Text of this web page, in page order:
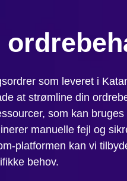
som leveret i
at strømline din
som kan
manuelle fejl og
platformen kan vi
behov.